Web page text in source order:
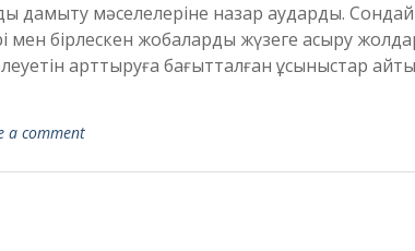
дамыту мәселелеріне назар аударды.
мен бірлескен жобаларды жүзеге асыру
арттыруға бағытталған ұсыныстар
a comment